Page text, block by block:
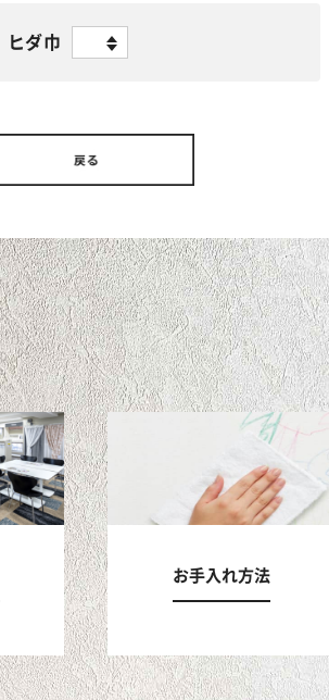
ヒダ巾
お手入れ方法